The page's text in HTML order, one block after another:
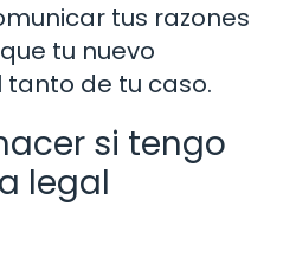
tus razones
tu nuevo
de tu caso.
si tengo
legal